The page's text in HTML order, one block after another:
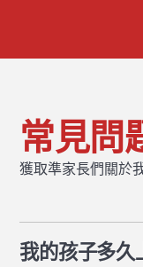
常見問
獲取準家長們關於
我的孩子多久